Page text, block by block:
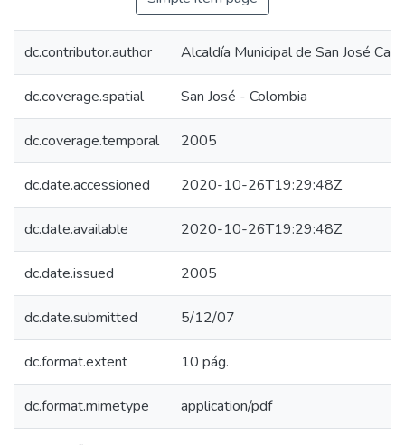
dc.contributor.author Alcaldía Municipal de San José
dc.coverage.spatial San José - Colombia
dc.coverage.temporal 2005
dc.date.accessioned 2020-10-26T19:29:48Z
dc.date.available 2020-10-26T19:29:48Z
dc.date.issued 2005
dc.date.submitted 5/12/07
dc.format.extent 10 pág.
dc.format.mimetype application/pdf